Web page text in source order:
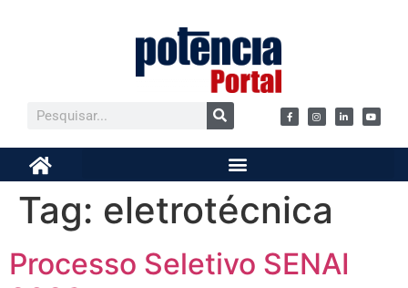
Tag: eletrotécnica
Processo Seletivo SENAI